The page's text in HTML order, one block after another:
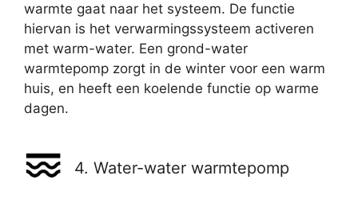
warmte gaat naar het systeem. De functie
hiervan is het verwarmingssysteem activeren
met warm-water. Een grond-water
warmtepomp zorgt in de winter voor een warm
huis, en heeft een koelende functie op warme
dagen.
4. Water-water warmtepomp